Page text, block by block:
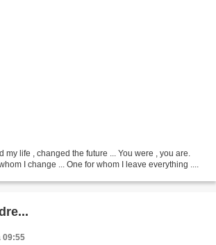
my life , changed the future ... You were , you are.
I change ... One for whom I leave everything ....
09:55